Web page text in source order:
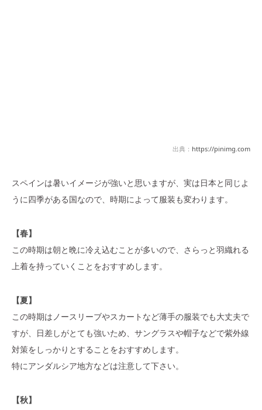
出典： https://pinimg.com
スペインは暑いイメージが強いと思いますが、実は日本と同じよ
うに四季がある国なので、時期によって服装も変わります。
【春】
この時期は朝と晩に冷え込むことが多いので、さらっと羽織れる
上着を持っていくことをおすすめします。
【夏】
この時期はノースリーブやスカートなど薄手の服装でも大丈夫で
すが、日差しがとても強いため、サングラスや帽子などで紫外線
対策をしっかりとすることをおすすめします。
特にアンダルシア地方などは注意して下さい。
【秋】